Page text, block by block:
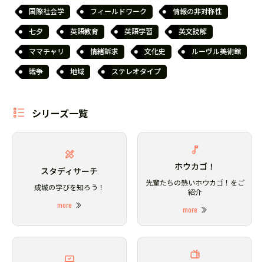
国際社会学
フィールドワーク
情報の非対称性
七夕
英語教育 英語学習
英文読解
ママチャリ
情緒訴求 文化史
ルーヴル美術館
戦争
地域 ステレオタイプ
シリーズ一覧
スタディサーチ
成城の学びを知ろう！
more
ホウカゴ！
先輩たちの熱いホウカゴ！をご
紹介
more